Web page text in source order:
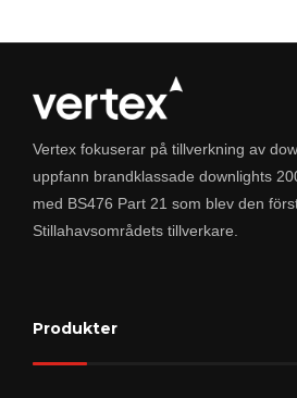
Vertex fokuserar på tillverkning av
uppfann brandklassade downlights
med BS476 Part 21 som blev den
Stillahavsområdets tillverkare.
Produkter